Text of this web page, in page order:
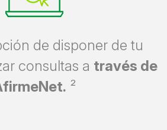
de disponer de tu
consultas a través de
²